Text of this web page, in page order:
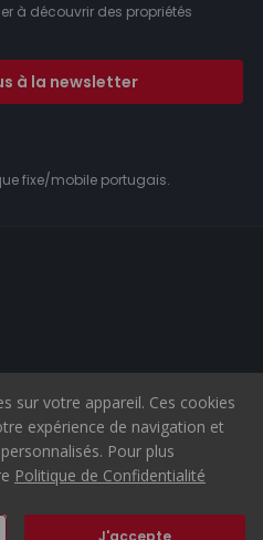
à découvrir des propriétés
à la newsletter
fixe/mobile portugais.
sur votre appareil. Ces cookies
expérience de navigation et
Pour plus
Politique de Confidentialité
J'accepte